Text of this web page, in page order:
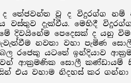
ද තේජවන්ත වූ ද විදුරග්ග නම්
දැක්වීය. මෙහිදී
මේ දිවයිනේම පෙදෙසක් ද යනු
නවතා වහා පැමිණ
රජෙකු යටතේ ඉන්දියාව
ආක්‍රමණික සොලී කණ්ඩායම්
එය වහාම නිදහස් කර ගන්නා